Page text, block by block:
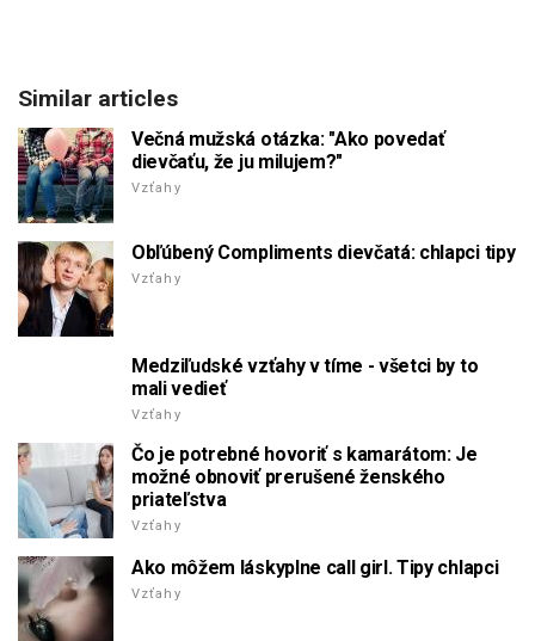
Similar articles
Večná mužská otázka: "Ako povedať
dievčaťu, že ju milujem?"
Vzťahy
Obľúbený Compliments dievčatá: chlapci tipy
Vzťahy
Medziľudské vzťahy v tíme - všetci by to
mali vedieť
Vzťahy
Čo je potrebné hovoriť s kamarátom: Je
možné obnoviť prerušené ženského
priateľstva
Vzťahy
Ako môžem láskyplne call girl. Tipy chlapci
Vzťahy